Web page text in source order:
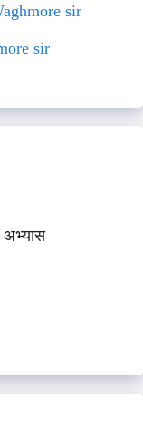
sir
sir
अभ्यास